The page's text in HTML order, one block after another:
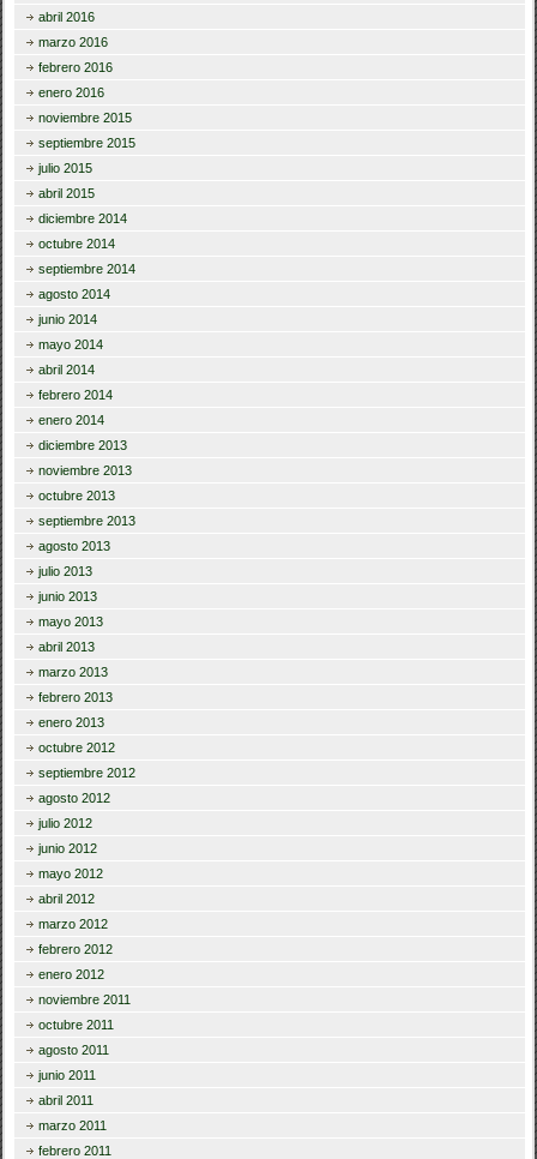
abril 2016
marzo 2016
febrero 2016
enero 2016
noviembre 2015
septiembre 2015
julio 2015
abril 2015
diciembre 2014
octubre 2014
septiembre 2014
agosto 2014
junio 2014
mayo 2014
abril 2014
febrero 2014
enero 2014
diciembre 2013
noviembre 2013
octubre 2013
septiembre 2013
agosto 2013
julio 2013
junio 2013
mayo 2013
abril 2013
marzo 2013
febrero 2013
enero 2013
octubre 2012
septiembre 2012
agosto 2012
julio 2012
junio 2012
mayo 2012
abril 2012
marzo 2012
febrero 2012
enero 2012
noviembre 2011
octubre 2011
agosto 2011
junio 2011
abril 2011
marzo 2011
febrero 2011